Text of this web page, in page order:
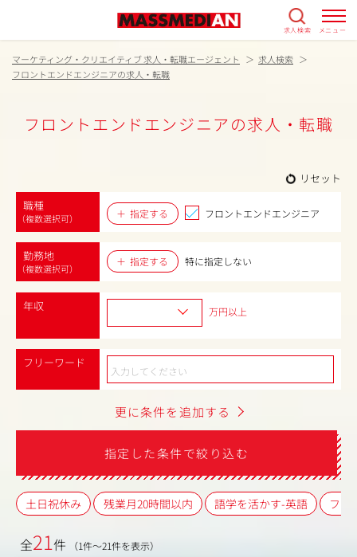
求人検索 メニュー
マーケティング・クリエイティブ 求人・転職エージェント
求人検索
フロントエンドエンジニアの求人・転職
フロントエンドエンジニアの求人・転職
リセット
職種
（複数選択可） 指定する フロントエンドエンジニア
勤務地
（複数選択可）
指定する 特に指定しない
年収 万円以上
フリーワード
更に条件を追加する
指定した条件で絞り込む
土日祝休み 残業月20時間以内 語学を活かす-英語 フレ
全21件 （1件～21件を表示）